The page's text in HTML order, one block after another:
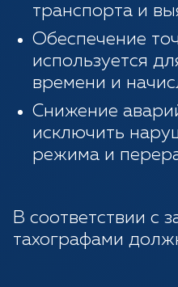
транспорта и
Обеспечение
используется
времени и
Снижение
исключить
режима и
В соответствии с
тахографами